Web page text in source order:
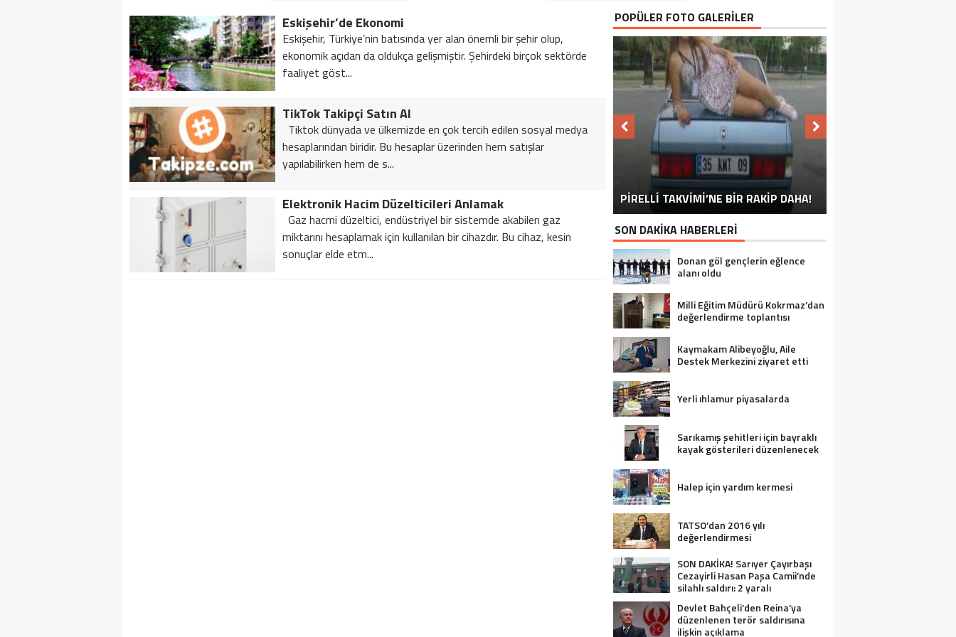
Eskişehir’de Ekonomi
Eskişehir, Türkiye’nin batısında yer alan önemli bir şehir olup,
ekonomik açıdan da oldukça gelişmiştir. Şehirdeki birçok sektörde
faaliyet göst...
TikTok Takipçi Satın Al
Tiktok dünyada ve ülkemizde en çok tercih edilen sosyal medya
hesaplarından biridir. Bu hesaplar üzerinden hem satışlar
yapılabilirken hem de s...
Elektronik Hacim Düzelticileri Anlamak
Gaz hacmi düzeltici, endüstriyel bir sistemde akabilen gaz
miktarını hesaplamak için kullanılan bir cihazdır. Bu cihaz, kesin
sonuçlar elde etm...
POPÜLER FOTO GALERİLER
PİRELLİ TAKVİMİ’NE BİR RAKİP DAHA!
EN İYİ ‘KURBAN BAYRAMI’ CAPSLERİ!
BUNU SÖYLEMEYEN ESNAF GÖRDÜNÜZ
MÜ?
FOTOĞRAFLARLA HIZAN
FOTOĞRAFLARLA BITLIS
FOTOĞRAFLARLA TATVAN
FOTOĞRAFLARLA GÜROYMAK
FOTOĞRAFLARLA AHLAT
FOTOĞRAFLARLA ADILCEVAZ
FOTOĞRAFLARLA MUTKI
SON DAKİKA HABERLERİ
Donan göl gençlerin eğlence
alanı oldu
Milli Eğitim Müdürü Kokrmaz’dan
değerlendirme toplantısı
Kaymakam Alibeyoğlu, Aile
Destek Merkezini ziyaret etti
Yerli ıhlamur piyasalarda
Sarıkamış şehitleri için bayraklı
kayak gösterileri düzenlenecek
Halep için yardım kermesi
TATSO’dan 2016 yılı
değerlendirmesi
SON DAKİKA! Sarıyer Çayırbaşı
Cezayirli Hasan Paşa Camii’nde
silahlı saldırı: 2 yaralı
Devlet Bahçeli’den Reina’ya
düzenlenen terör saldırısına
ilişkin açıklama